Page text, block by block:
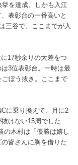
を達成。しかも入江
表彰台の一番高いと
三谷で、ここまでが入
17秒余りの大差をつ
3位表彰台。一時は最
ぼう抜き。ここまで
に乗り換えて、月に2
けない15周でした
の木村は「優勝は嬉し
皆さんに胸を借りた